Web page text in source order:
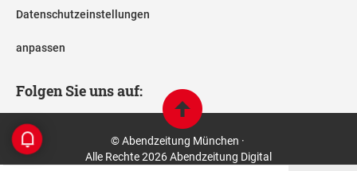
Datenschutzeinstellungen
anpassen
Folgen Sie uns auf:
© Abendzeitung München ·
Alle Rechte 2026 Abendzeitung Digital